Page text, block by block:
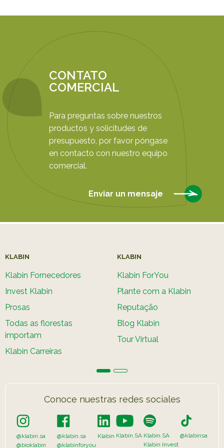
CONTATO
COMERCIAL
Para preguntas sobre nuestros
productos y solicitudes de
presupuesto, por favor póngase
en contacto con nuestro equipo
comercial.
Enviar un mensaje
KLABIN
Klabin Fornecedores
Invest Klabin
Prosas
Todas as florestas
importam
Klabin Carreiras
KLABIN
Klabin ForYou
Plante com a Klabin
Reputação
Blog Klabin
Tour Virtual
Conoce nuestras redes sociales
@klabin.sa
@bioklabin
@klabin.sa
@klabinforyou
Klabin Klabin.SA Klabin.SA
Klabin Invest
@klabinsa